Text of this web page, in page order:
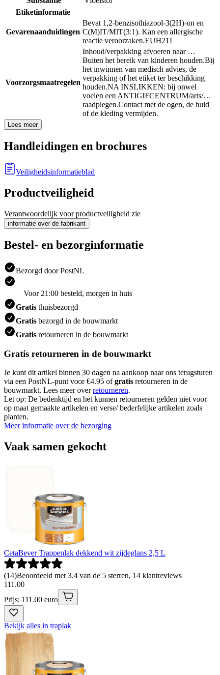
Etiketinformatie
Gevarenaanduidingen
Bevat 1,2-benzisothiazool-3(2H)-on en
C(M)IT/MIT(3:1). Kan een allergische
reactie veroorzaken.EUH211
Voorzorgsmaatregelen
Inhoud/verpakking afvoeren naar …
Buiten het bereik van kinderen houden.Bij
het inwinnen van medisch advies, de
verpakking of het etiket ter beschikking
houden.NA INSLIKKEN: bij onwel
voelen een ANTIGIFCENTRUM/arts/…
raadplegen.Contact met de ogen, de huid
of de kleding vermijden.
Lees meer
Handleidingen en brochures
Veiligheidsinformatieblad
Productveiligheid
Verantwoordelijk voor productveiligheid zie
informatie over de fabrikant
Bestel- en bezorginformatie
Bezorgd door PostNL
Voor 21:00 besteld, morgen in huis
Gratis thuisbezorgd
Gratis bezorgd in de bouwmarkt
Gratis retourneren in de bouwmarkt
Gratis retourneren in de bouwmarkt
Je kunt dit artikel binnen 30 dagen na aankoop naar ons terugsturen
via een PostNL-punt voor €4.95 ofgratis retourneren in de
bouwmarkt. Lees meer overretourneren.
Let op: De bedenktijd en het kunnen retourneren gelden niet voor
op maat gemaakte artikelen en verse/ bederfelijke artikelen zoals
planten.
Meer informatie over de bezorging
Vaak samen gekocht
CetaBever Trappenlak dekkend wit zijdeglans 2,5 L
(14)Beoordeeld met 3.4 van de 5 sterren, 14 klantreviews
111 .00
Prijs: 111.00 euro
Bekijk alles in traplak